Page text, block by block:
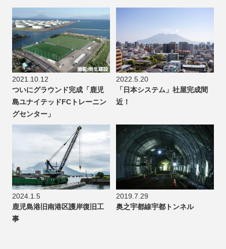
2021.10.12
ついにグラウンド完成「鹿児
島ユナイテッドFCトレーニン
グセンター」
2022.5.20
「日本システム」社屋完成間
近！
2024.1.5
鹿児島港旧南港区護岸復旧工
事
2019.7.29
奥之宇都線宇都トンネル